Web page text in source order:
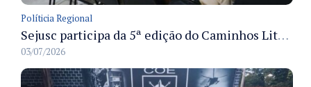
Políticia Regional
Sejusc participa da 5ª edição do Caminhos Literários com foco na cultura hip-hop nas unidades socioeducativas
03/07/2026